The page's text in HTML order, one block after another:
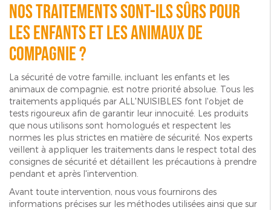
Nos traitements sont-ils sûrs pour
les enfants et les animaux de
compagnie ?
La sécurité de votre famille, incluant les enfants et les
animaux de compagnie, est notre priorité absolue. Tous les
traitements appliqués par ALL'NUISIBLES font l'objet de
tests rigoureux afin de garantir leur innocuité. Les produits
que nous utilisons sont homologués et respectent les
normes les plus strictes en matière de sécurité. Nos experts
veillent à appliquer les traitements dans le respect total des
consignes de sécurité et détaillent les précautions à prendre
pendant et après l'intervention.
Avant toute intervention, nous vous fournirons des
informations précises sur les méthodes utilisées ainsi que sur